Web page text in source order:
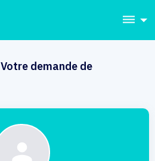
dehaze
Votre demande de